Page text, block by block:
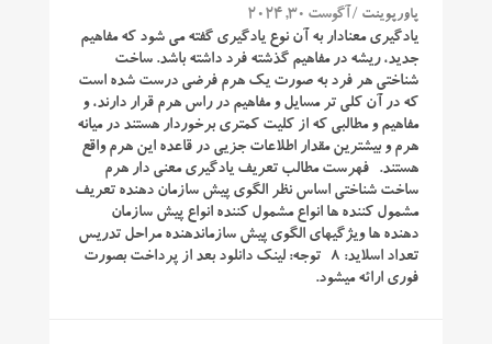
پاورپوینت / آگوست 30, 2024
یادگیری معنادار به آن نوع یادگیری گفته می شود که مفاهیم
جدید، ریشه در مفاهیم گذشته فرد داشته باشد. ساخت
شناختی هر فرد به صورت یک هرم فرضی درست شده است
که در آن کلی تر مسایل و مفاهیم در راس هرم قرار دارند، و
مفاهیم و مطالبی که از کلیت کمتری برخوردار هستند در میانه
هرم و بیشترین مقدار اطلاعات جزیی در قاعده این هرم واقع
هستند. فهرست مطالب تعریف یادگیری معنی دار هرم
ساخت شناختی اساس نظر الگوی پیش سازمان دهنده تعریف
مشمول کننده ها انواع مشمول کننده انواع پیش سازمان
دهنده ها ویژگیهای الگوی پیش سازماندهنده مراحل تدریس
تعداد اسلاید: 8 توجه: لینک دانلود بعد از پرداخت بصورت
فوری ارائه میشود.